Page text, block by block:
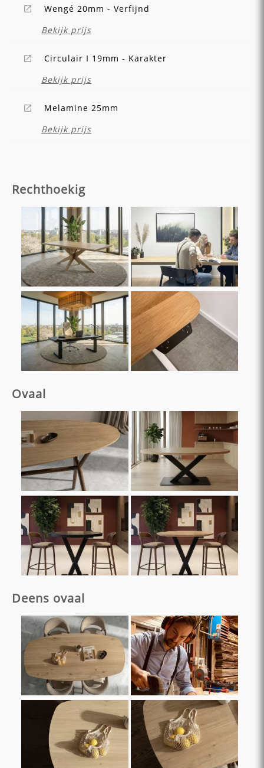
Wengé 20mm - Verfijnd
Bekijk prijs
Circulair I 19mm - Karakter
Bekijk prijs
Melamine 25mm
Bekijk prijs
Rechthoekig
Ovaal
Deens ovaal